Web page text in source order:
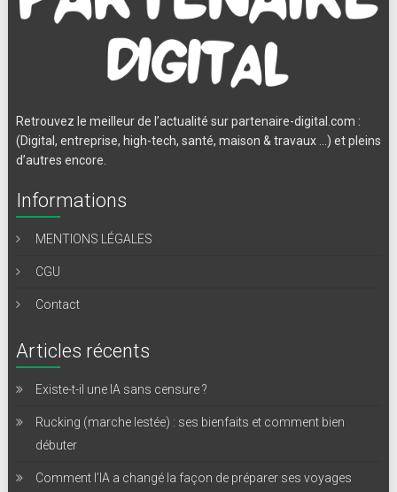
Retrouvez le meilleur de l’actualité sur partenaire-digital.com :
(Digital, entreprise, high-tech, santé, maison & travaux …) et pleins
d’autres encore.
Informations
MENTIONS LÉGALES
CGU
Contact
Articles récents
Existe-t-il une IA sans censure ?
Rucking (marche lestée) : ses bienfaits et comment bien
débuter
Comment l’IA a changé la façon de préparer ses voyages